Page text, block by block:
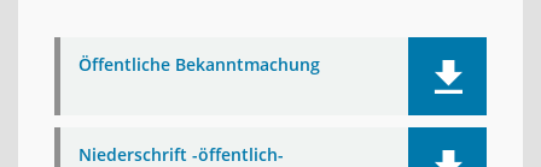
Öffentliche Bekanntmachung
Niederschrift -öffentlich-